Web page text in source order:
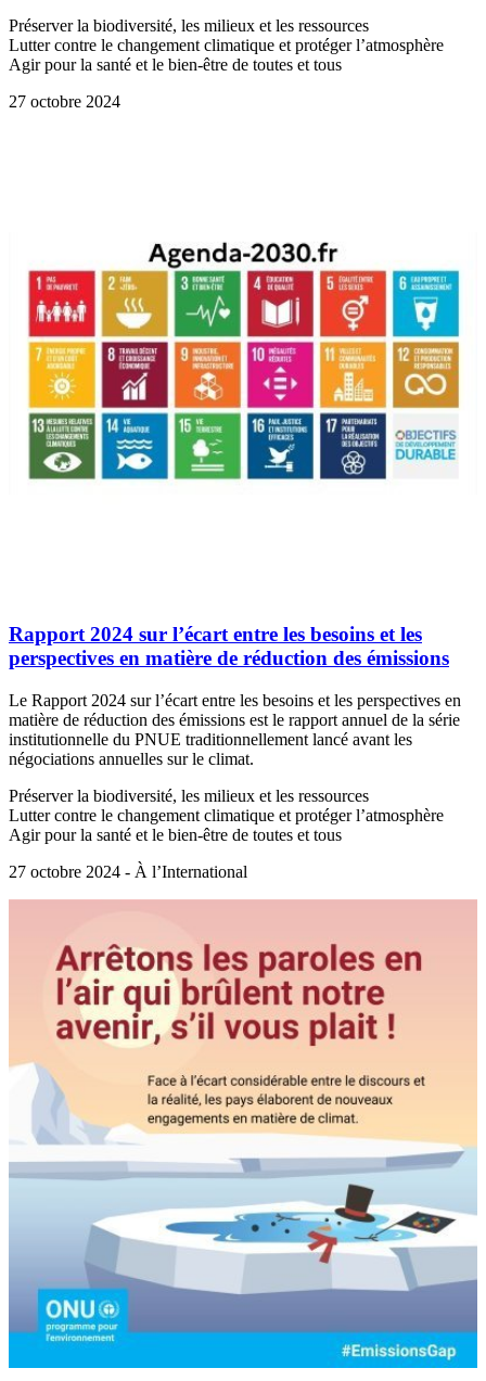
Préserver la biodiversité, les milieux et les ressources
Lutter contre le changement climatique et protéger l’atmosphère
Agir pour la santé et le bien-être de toutes et tous
27 octobre 2024
Rapport 2024 sur l’écart entre les besoins et les
perspectives en matière de réduction des émissions
Le Rapport 2024 sur l’écart entre les besoins et les perspectives en
matière de réduction des émissions est le rapport annuel de la série
institutionnelle du PNUE traditionnellement lancé avant les
négociations annuelles sur le climat.
Préserver la biodiversité, les milieux et les ressources
Lutter contre le changement climatique et protéger l’atmosphère
Agir pour la santé et le bien-être de toutes et tous
27 octobre 2024 - À l’International